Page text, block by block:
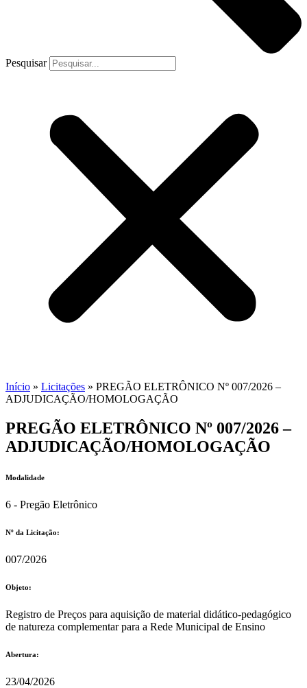
Pesquisar
Início » Licitações » PREGÃO ELETRÔNICO Nº 007/2026 –
ADJUDICAÇÃO/HOMOLOGAÇÃO
PREGÃO ELETRÔNICO Nº 007/2026 –
ADJUDICAÇÃO/HOMOLOGAÇÃO
Modalidade
6 - Pregão Eletrônico
Nº da Licitação: ​​
007/2026
Objeto:
Registro de Preços para aquisição de material didático-pedagógico
de natureza complementar para a Rede Municipal de Ensino
Abertura:
23/04/2026